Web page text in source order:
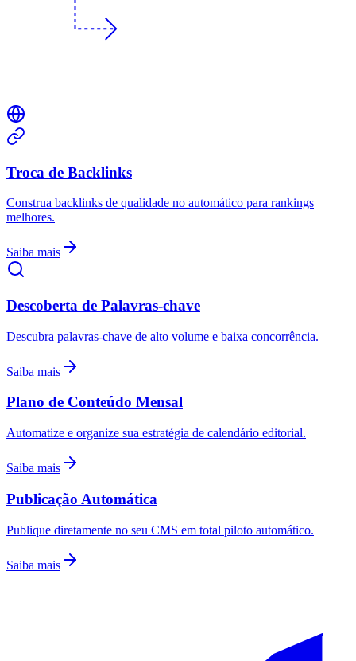
Troca de Backlinks
Construa backlinks de qualidade no automático para rankings
melhores.
Saiba mais
Descoberta de Palavras-chave
Descubra palavras-chave de alto volume e baixa concorrência.
Saiba mais
Plano de Conteúdo Mensal
Automatize e organize sua estratégia de calendário editorial.
Saiba mais
Publicação Automática
Publique diretamente no seu CMS em total piloto automático.
Saiba mais